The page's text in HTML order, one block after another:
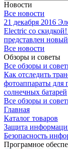
Новости
Все новости
21 декабря 2016
Electric со скидкой!
представлен
Все новости
Обзоры и советы
Все обзоры и
Как отследить
фотоаппараты для
солнечных батарей
Все обзоры и
Главная
Каталог товаров
Защита
Безопасность
Програмное